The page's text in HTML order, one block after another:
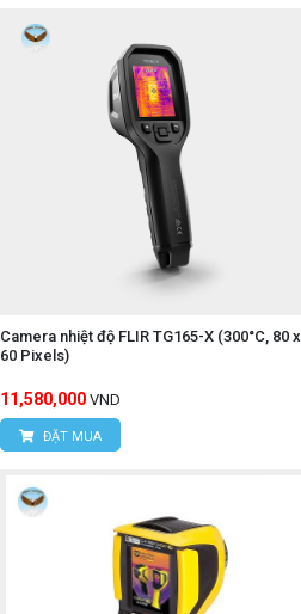
Camera nhiệt độ FLIR TG165-X (300°C, 80 x
60 Pixels)
11,580,000 VND
ĐẶT MUA